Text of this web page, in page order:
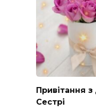
Привітання
Сестрі